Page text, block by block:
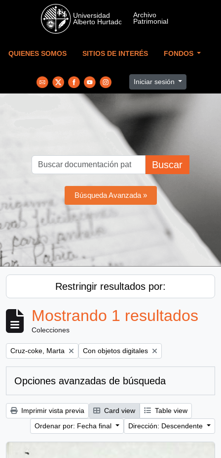
Skip to main content
QUIENES SOMOS SITIOS DE INTERÉS FONDOS
Iniciar sesión
Buscar
Búsqueda Avanzada »
Restringir resultados por:
Mostrando 1 resultados
Colecciones
Remove filter:
Cruz-coke, Marta Remove filter:
Con objetos digitales
Opciones avanzadas de búsqueda
Imprimir vista previa Card view
Table view
Ordenar por: Fecha final
Dirección: Descendente